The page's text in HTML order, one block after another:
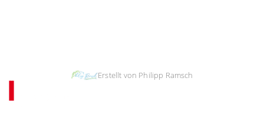
Erstellt von Philipp Ramsch